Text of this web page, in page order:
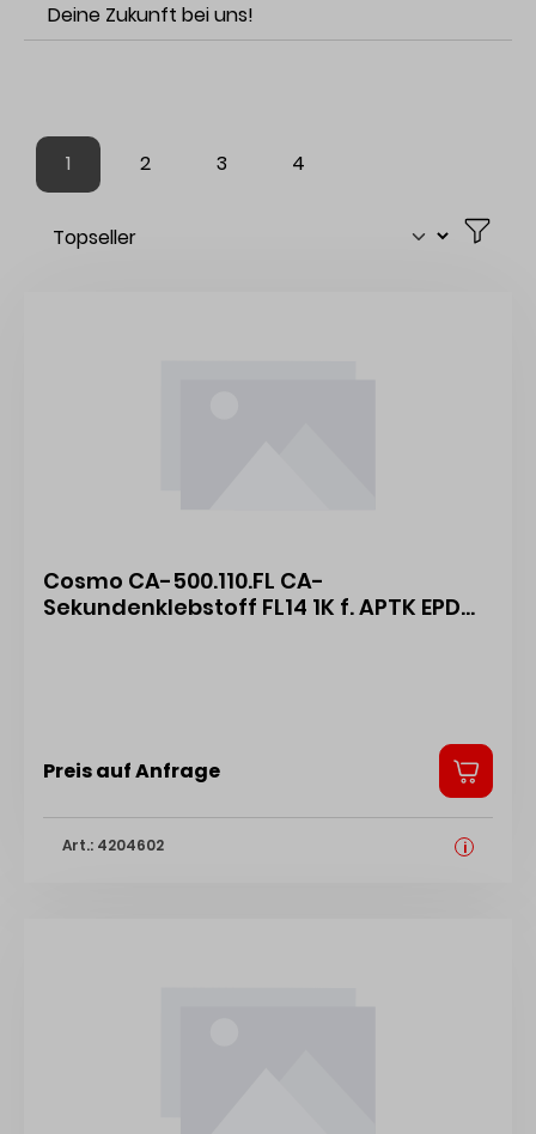
Deine Zukunft bei uns!
1 2 3 4
Cosmo CA-500.110.FL CA-
Sekundenklebstoff FL14 1K f. APTK EPDM
Preis auf Anfrage
Art.: 4204602 i